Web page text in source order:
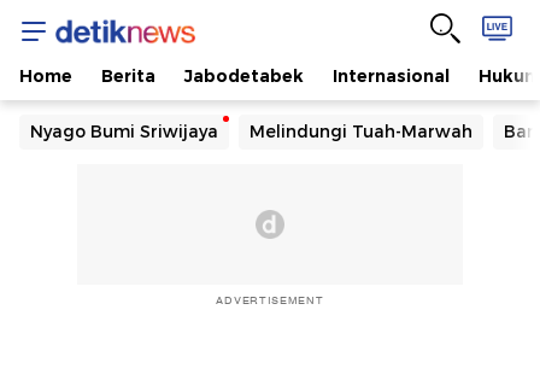
Home Berita Jabodetabek Internasional Hukum
Nyago Bumi Sriwijaya Melindungi Tuah-Marwah
ADVERTISEMENT